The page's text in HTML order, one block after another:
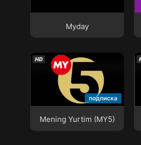
Myday
подписка
Mening Yurtim (MY5)
Mening Yurtim (MY5)